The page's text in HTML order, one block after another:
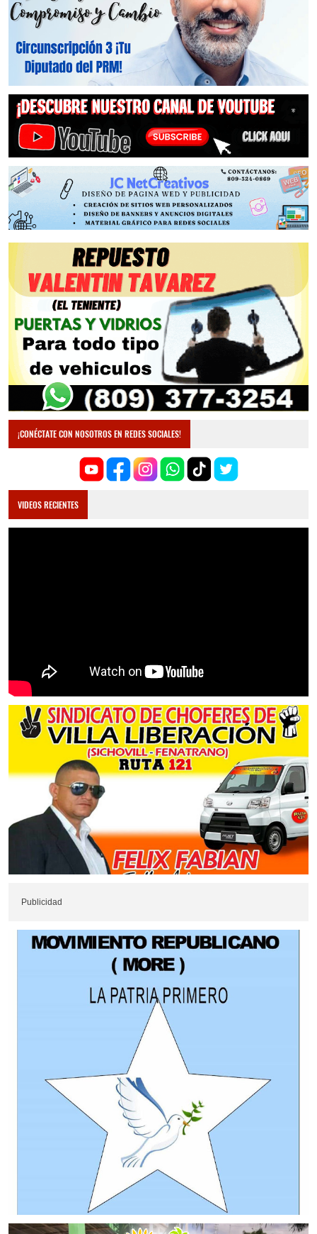
¡CONÉCTATE CON NOSOTROS EN REDES SOCIALES!
VIDEOS RECIENTES
Publicidad